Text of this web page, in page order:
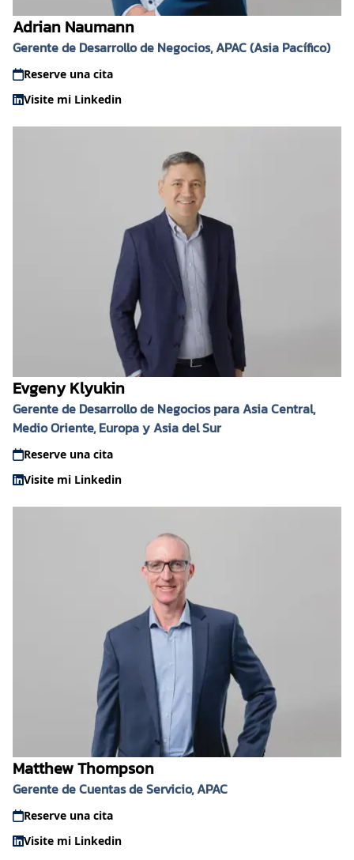
Adrian Naumann
Gerente de Desarrollo de Negocios, APAC (Asia Pacífico)
Reserve una cita
Visite mi Linkedin
Evgeny Klyukin
Gerente de Desarrollo de Negocios para Asia Central,
Medio Oriente, Europa y Asia del Sur
Reserve una cita
Visite mi Linkedin
Matthew Thompson
Gerente de Cuentas de Servicio, APAC
Reserve una cita
Visite mi Linkedin